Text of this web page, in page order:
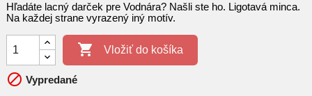
Hľadáte lacný darček pre Vodnára? Našli ste ho. Ligotavá minca.
Na každej strane vyrazený iný motív.
 Vložiť do košíka
 Vypredané